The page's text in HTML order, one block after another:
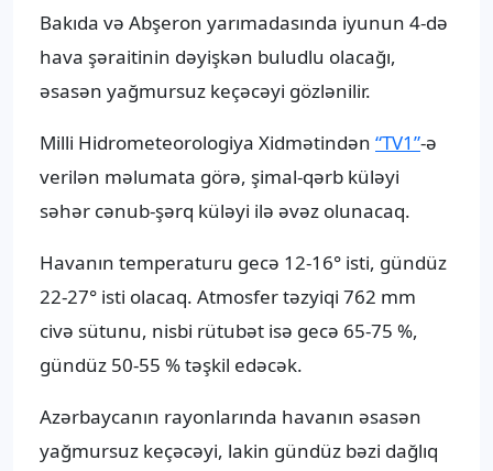
Bakıda və Abşeron yarımadasında iyunun 4-də
hava şəraitinin dəyişkən buludlu olacağı,
əsasən yağmursuz keçəcəyi gözlənilir.
Milli Hidrometeorologiya Xidmətindən “TV1”-ə
verilən məlumata görə, şimal-qərb küləyi
səhər cənub-şərq küləyi ilə əvəz olunacaq.
Havanın temperaturu gecə 12-16° isti, gündüz
22-27° isti olacaq. Atmosfer təzyiqi 762 mm
civə sütunu, nisbi rütubət isə gecə 65-75 %,
gündüz 50-55 % təşkil edəcək.
Azərbaycanın rayonlarında havanın əsasən
yağmursuz keçəcəyi, lakin gündüz bəzi dağlıq